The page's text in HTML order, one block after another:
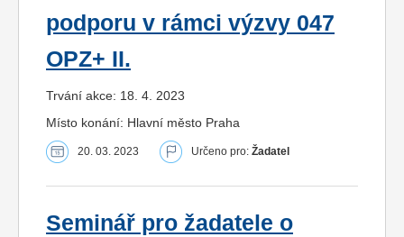
podporu v rámci výzvy 047
OPZ+ II.
Trvání akce: 18. 4. 2023
Místo konání: Hlavní město Praha
20. 03. 2023 Určeno pro: Žadatel
Seminář pro žadatele o